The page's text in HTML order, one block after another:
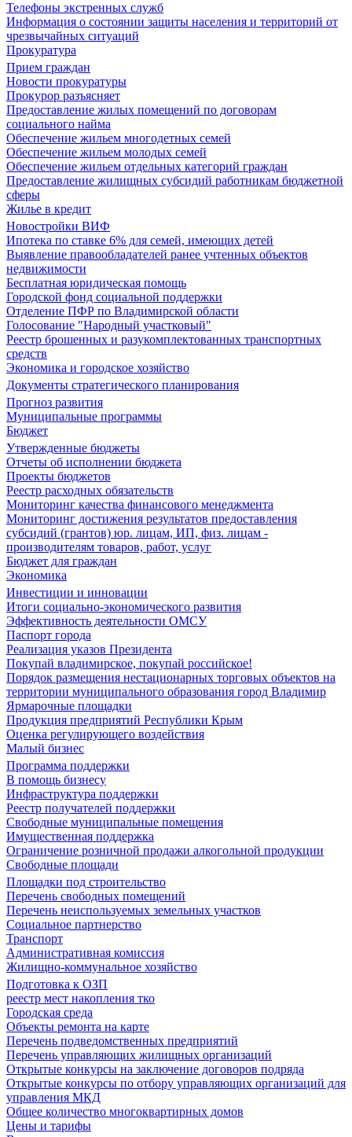
Телефоны экстренных служб
Информация о состоянии защиты населения и территорий от
чрезвычайных ситуаций
Прокуратура
Прием граждан
Новости прокуратуры
Прокурор разъясняет
Предоставление жилых помещений по договорам
социального найма
Обеспечение жильем многодетных семей
Обеспечение жильем молодых семей
Обеспечение жильем отдельных категорий граждан
Предоставление жилищных субсидий работникам бюджетной
сферы
Жилье в кредит
Новостройки ВИФ
Ипотека по ставке 6% для семей, имеющих детей
Выявление правообладателей ранее учтенных объектов
недвижимости
Бесплатная юридическая помощь
Городской фонд социальной поддержки
Отделение ПФР по Владимирской области
Голосование "Народный участковый"
Реестр брошенных и разукомплектованных транспортных
средств
Экономика и городское хозяйство
Документы стратегического планирования
Прогноз развития
Муниципальные программы
Бюджет
Утвержденные бюджеты
Отчеты об исполнении бюджета
Проекты бюджетов
Реестр расходных обязательств
Мониторинг качества финансового менеджмента
Мониторинг достижения результатов предоставления
субсидий (грантов) юр. лицам, ИП, физ. лицам -
производителям товаров, работ, услуг
Бюджет для граждан
Экономика
Инвестиции и инновации
Итоги социально-экономического развития
Эффективность деятельности ОМСУ
Паспорт города
Реализация указов Президента
Покупай владимирское, покупай российское!
Порядок размещения нестационарных торговых объектов на
территории муниципального образования город Владимир
Ярмарочные площадки
Продукция предприятий Республики Крым
Оценка регулирующего воздействия
Малый бизнес
Программа поддержки
В помощь бизнесу
Инфраструктура поддержки
Реестр получателей поддержки
Свободные муниципальные помещения
Имущественная поддержка
Ограничение розничной продажи алкогольной продукции
Свободные площади
Площадки под строительство
Перечень свободных помещений
Перечень неиспользуемых земельных участков
Социальное партнерство
Транспорт
Административная комиссия
Жилищно-коммунальное хозяйство
Подготовка к ОЗП
реестр мест накопления тко
Городская среда
Объекты ремонта на карте
Перечень подведомственных предприятий
Перечень управляющих жилищных организаций
Открытые конкурсы на заключение договоров подряда
Открытые конкурсы по отбору управляющих организаций для
управления МКД
Общее количество многоквартирных домов
Цены и тарифы